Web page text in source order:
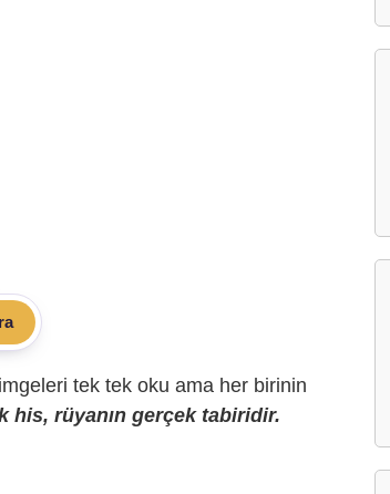
tek tek oku ama her birinin
his, rüyanın gerçek tabiridir.